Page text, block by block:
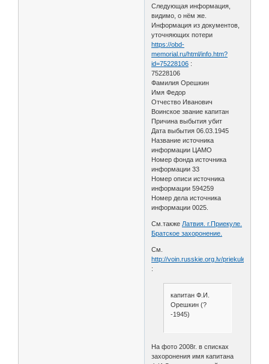
Следующая информация,
видимо, о нём же.
Информация из документов,
уточняющих потери
https://obd-
memorial.ru/html/info.htm?
id=75228106 :
75228106
Фамилия Орешкин
Имя Федор
Отчество Иванович
Воинское звание капитан
Причина выбытия убит
Дата выбытия 06.03.1945
Название источника
информации ЦАМО
Номер фонда источника
информации 33
Номер описи источника
информации 594259
Номер дела источника
информации 0025.
См.также Латвия. г.Приекуле.
Братское захоронение.
См.
http://voin.russkie.org.lv/priekule.php
:
капитан Ф.И.
Орешкин (?
-1945)
На фото 2008г. в списках
захоронения имя капитана